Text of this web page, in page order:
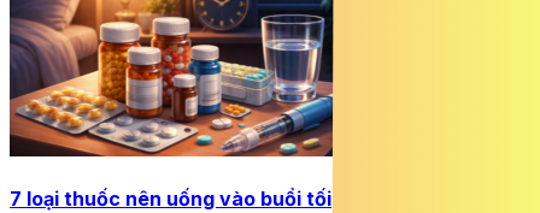
7 loại thuốc nên uống vào buổi tối